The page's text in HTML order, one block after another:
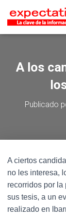
A los
Publicado
A ciertos
no les interesa,
recorridos por la
sus tesis, a un
realizado en